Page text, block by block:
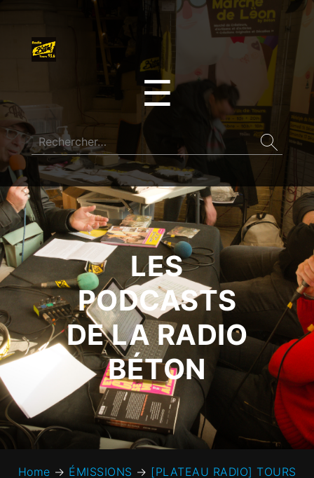
☰
LES
PODCASTS
DE LA RADIO
BÉTON
Home → ÉMISSIONS → [PLATEAU RADIO] TOURS